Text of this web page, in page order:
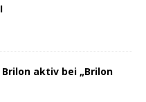
aktiv bei „Brilon